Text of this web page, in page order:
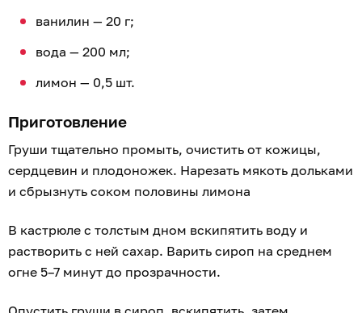
ванилин — 20 г;
вода — 200 мл;
лимон — 0,5 шт.
Приготовление
Груши тщательно промыть, очистить от кожицы,
сердцевин и плодоножек. Нарезать мякоть дольками
и сбрызнуть соком половины лимона
В кастрюле с толстым дном вскипятить воду и
растворить с ней сахар. Варить сироп на среднем
огне 5–7 минут до прозрачности.